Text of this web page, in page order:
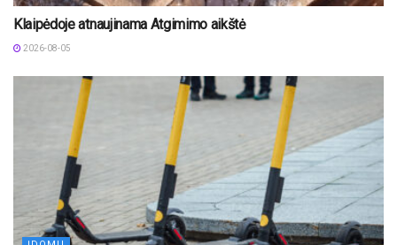
Klaipėdoje atnaujinama Atgimimo aikštė
2026-08-05